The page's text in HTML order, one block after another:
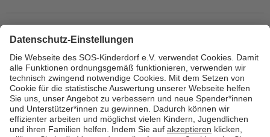
Hauswirtschafterin / Köchin (m/w/d) als
Ausbilderin (m/w/d) im Bereich
Nahrungszubereitung
in Vollzeit (38,5 Std./Wo.), SOS-Kinderdorf
Saarbrücken, Saarbrücken